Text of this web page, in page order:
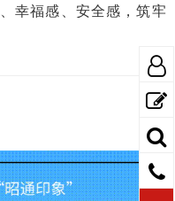
幸福感、安全感，筑牢